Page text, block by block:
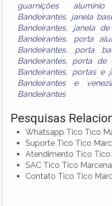
guarnições
Bandeirantes, janela
Bandeirantes, janela
Bandeirantes, porta
Bandeirantes, porta
Bandeirantes, porta de
Bandeirantes, portas e
Bandeirantese
Bandeirantes
Pesquisas
Whatsapp Tico Tico
Suporte Tico Tico
Atendimento Tico Tico
SAC Tico Tico
Contato Tico Tico